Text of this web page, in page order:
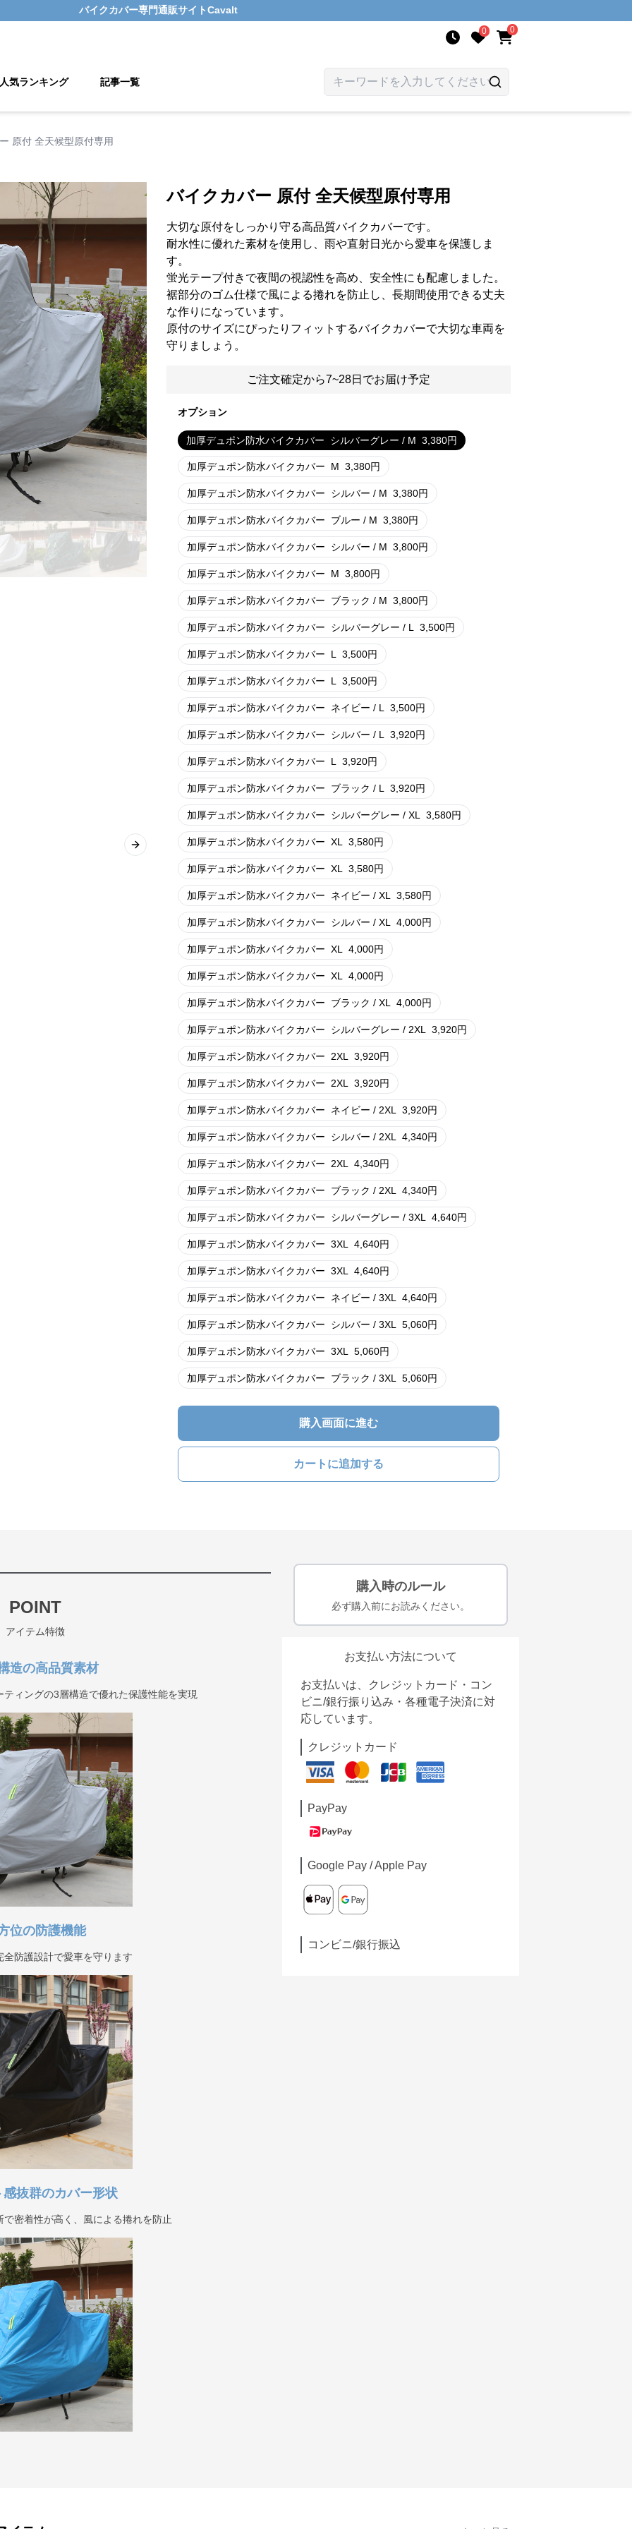
バイクカバー専門通販サイトCavalt
0 0
気ランキング 記事一覧
原付 全天候型原付専用
Next slide
バイクカバー 原付 全天候型原付専用
大切な原付をしっかり守る高品質バイクカバーです。
耐水性に優れた素材を使用し、雨や直射日光から愛車を保護しま
す。
蛍光テープ付きで夜間の視認性を高め、安全性にも配慮しました。
裾部分のゴム仕様で風による捲れを防止し、長期間使用できる丈夫
な作りになっています。
原付のサイズにぴったりフィットするバイクカバーで大切な車両を
守りましょう。
ご注文確定から7~28日でお届け予定
オプション
加厚デュポン防水バイクカバー シルバーグレー / M 3,380円
加厚デュポン防水バイクカバー M 3,380円
加厚デュポン防水バイクカバー シルバー / M 3,380円
加厚デュポン防水バイクカバー ブルー / M 3,380円
加厚デュポン防水バイクカバー シルバー / M 3,800円
加厚デュポン防水バイクカバー M 3,800円
加厚デュポン防水バイクカバー ブラック / M 3,800円
加厚デュポン防水バイクカバー シルバーグレー / L 3,500円
加厚デュポン防水バイクカバー L 3,500円
加厚デュポン防水バイクカバー L 3,500円
加厚デュポン防水バイクカバー ネイビー / L 3,500円
加厚デュポン防水バイクカバー シルバー / L 3,920円
加厚デュポン防水バイクカバー L 3,920円
加厚デュポン防水バイクカバー ブラック / L 3,920円
加厚デュポン防水バイクカバー シルバーグレー / XL 3,580円
加厚デュポン防水バイクカバー XL 3,580円
加厚デュポン防水バイクカバー XL 3,580円
加厚デュポン防水バイクカバー ネイビー / XL 3,580円
加厚デュポン防水バイクカバー シルバー / XL 4,000円
加厚デュポン防水バイクカバー XL 4,000円
加厚デュポン防水バイクカバー XL 4,000円
加厚デュポン防水バイクカバー ブラック / XL 4,000円
加厚デュポン防水バイクカバー シルバーグレー / 2XL 3,920円
加厚デュポン防水バイクカバー 2XL 3,920円
加厚デュポン防水バイクカバー 2XL 3,920円
加厚デュポン防水バイクカバー ネイビー / 2XL 3,920円
加厚デュポン防水バイクカバー シルバー / 2XL 4,340円
加厚デュポン防水バイクカバー 2XL 4,340円
加厚デュポン防水バイクカバー ブラック / 2XL 4,340円
加厚デュポン防水バイクカバー シルバーグレー / 3XL 4,640円
加厚デュポン防水バイクカバー 3XL 4,640円
加厚デュポン防水バイクカバー 3XL 4,640円
加厚デュポン防水バイクカバー ネイビー / 3XL 4,640円
加厚デュポン防水バイクカバー シルバー / 3XL 5,060円
加厚デュポン防水バイクカバー 3XL 5,060円
加厚デュポン防水バイクカバー ブラック / 3XL 5,060円
購入画面に進む
カートに追加する
POINT
アイテム特徴
造の高品質素材
ィングの3層構造で優れた保護性能を実現
位の防護機能
防護設計で愛車を守ります
感抜群のカバー形状
密着性が高く、風による捲れを防止
購入時のルール
必ず購入前にお読みください。
お支払い方法について
お支払いは、クレジットカード・コン
ビニ/銀行振り込み・各種電子決済に対
応しています。
クレジットカード
PayPay
Google Pay / Apple Pay
コンビニ/銀行振込